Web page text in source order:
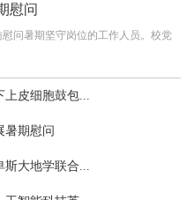
慰问
问暑期坚守岗位的工作人员。校党
上皮细胞鼓包...
暑期慰问
斯大地学联合...